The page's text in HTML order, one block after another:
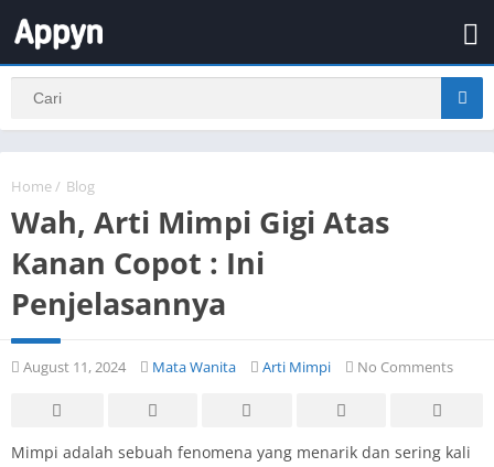
Home / Blog
Wah, Arti Mimpi Gigi Atas
Kanan Copot : Ini
Penjelasannya
August 11, 2024 Mata Wanita Arti Mimpi No Comments
Mimpi adalah sebuah fenomena yang menarik dan sering kali